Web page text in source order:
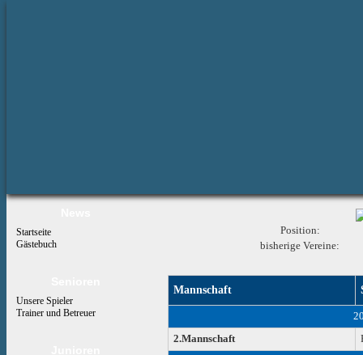
Startseite
Gästebuch
Unsere Spieler
Trainer und Betreuer
Position:
bisherige Vereine:
Mannschaft
2.Mannschaft